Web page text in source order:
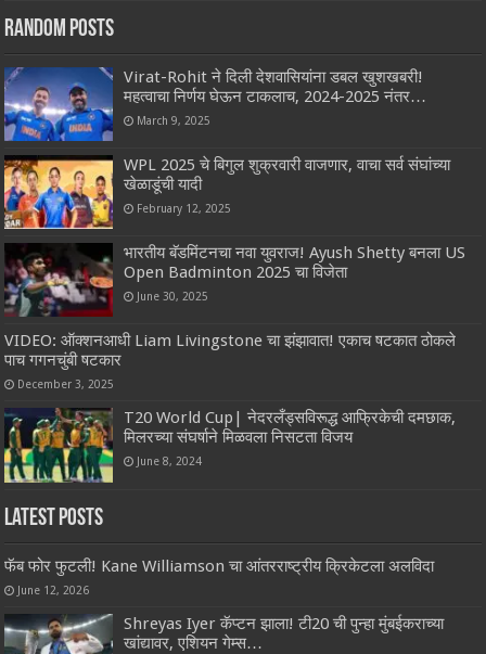
Random Posts
Virat-Rohit ने दिली देशवासियांना डबल खुशखबरी!
महत्वाचा निर्णय घेऊन टाकलाच, 2024-2025 नंतर…
March 9, 2025
WPL 2025 चे बिगुल शुक्रवारी वाजणार, वाचा सर्व संघांच्या
खेळाडूंची यादी
February 12, 2025
भारतीय बॅडमिंटनचा नवा युवराज! Ayush Shetty बनला US
Open Badminton 2025 चा विजेता
June 30, 2025
VIDEO: ऑक्शनआधी Liam Livingstone चा झंझावात! एकाच षटकात ठोकले
पाच गगनचुंबी षटकार
December 3, 2025
T20 World Cup| नेदरलँड्सविरूद्ध आफ्रिकेची दमछाक,
मिलरच्या संघर्षाने मिळवला निसटता विजय
June 8, 2024
Latest Posts
फॅब फोर फुटली! Kane Williamson चा आंतरराष्ट्रीय क्रिकेटला अलविदा
June 12, 2026
Shreyas Iyer कॅप्टन झाला! टी20 ची पुन्हा मुंबईकराच्या
खांद्यावर, एशियन गेम्स…